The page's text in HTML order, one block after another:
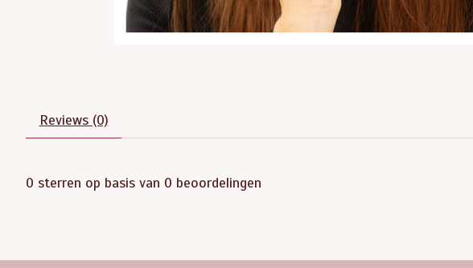
Reviews (0)
0 sterren op basis van 0 beoordelingen